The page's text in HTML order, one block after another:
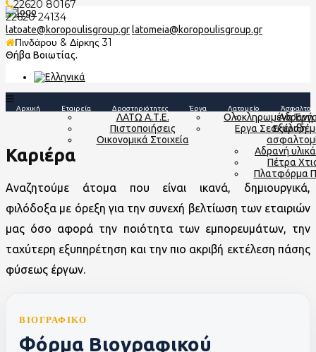
22620 80167
22620 24134
latoate@koropoulisgroup.grlatomeia@koropoulisgroup.gr
Πινδάρου & Δίρκης 31
Θήβα Βοιωτίας.
Αρχική Εταιρεία
ΛΑΤΩ Α.Τ.Ε.
Πιστοποιήσεις
Οικονομικά Στοιχεία
Δραστηριότητες Έργα
Ολοκληρωμένα
Εργα Σε Εξέλιξη
Λατομείο
Αδρανή
Αδρανή
Πέτρα
Πλατφόρμα
Άσφαλτος
Καριέρα
Αναζητούμε άτομα που είναι ικανά, δημιουργικά,
φιλόδοξα με όρεξη για την συνεχή βελτίωση των εταιριών
μας όσο αφορά την ποιότητα των εμπορευμάτων, την
ταχύτερη εξυπηρέτηση και την πιο ακριβή εκτέλεση πάσης
φύσεως έργων.
ΒΙΟΓΡΑΦΙΚΌ
Φόρμα Bιογραφικού